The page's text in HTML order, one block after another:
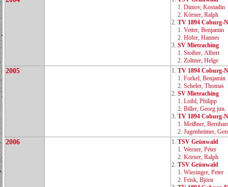
1. Dimov, Kostadin
2. Körner, Ralph
2. TV 1894
1. Vetter, Benjamin
2. Höfer, Hannes
3. SV Mietraching
1. Stoiber, Albert
2. Zoltner, Helge
2005 1. TV 1894
1. Forkel, Benjamin
2. Scheler, Thomas
2. SV Mietraching
1. Loibl, Philipp
2. Biller, Georg jun.
3. TV 1894
1. Meißner,
2. Jugenheimer,
2006 1. TSV Grünwald
1. Werner, Péter
2. Körner, Ralph
2. TSV Grünwald
1. Wiesinger, Peter
2. Frisk, Björn